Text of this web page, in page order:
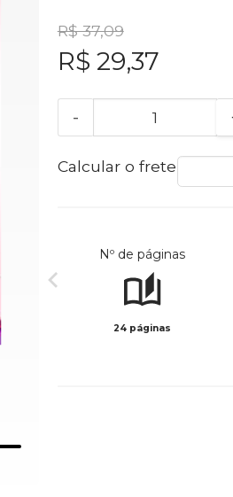
R$ 37,09
R$ 29,37
-
Calcular o frete
Nº de páginas
24 páginas